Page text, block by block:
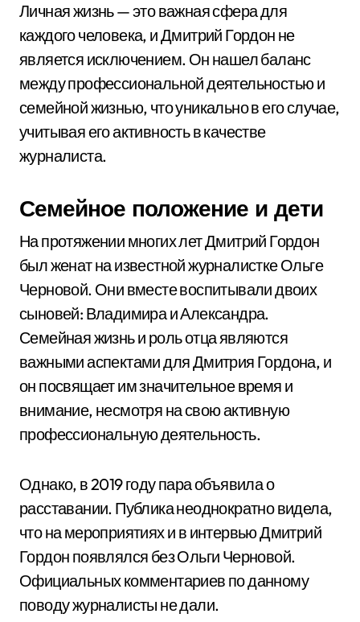
Личная жизнь — это важная сфера для
каждого человека, и Дмитрий Гордон не
является исключением. Он нашел баланс
между профессиональной деятельностью и
семейной жизнью, что уникально в его случае,
учитывая его активность в качестве
журналиста.
Семейное положение и дети
На протяжении многих лет Дмитрий Гордон
был женат на известной журналистке Ольге
Черновой. Они вместе воспитывали двоих
сыновей: Владимира и Александра.
Семейная жизнь и роль отца являются
важными аспектами для Дмитрия Гордона, и
он посвящает им значительное время и
внимание, несмотря на свою активную
профессиональную деятельность.
Однако, в 2019 году пара объявила о
расставании. Публика неоднократно видела,
что на мероприятиях и в интервью Дмитрий
Гордон появлялся без Ольги Черновой.
Официальных комментариев по данному
поводу журналисты не дали.